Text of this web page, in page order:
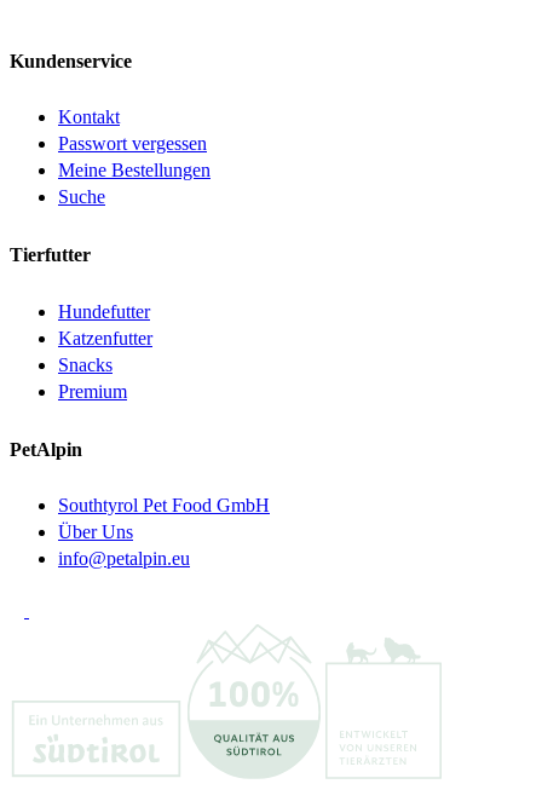
Kundenservice
Kontakt
Passwort vergessen
Meine Bestellungen
Suche
Tierfutter
Hundefutter
Katzenfutter
Snacks
Premium
PetAlpin
Southtyrol Pet Food GmbH
Über Uns
info@petalpin.eu